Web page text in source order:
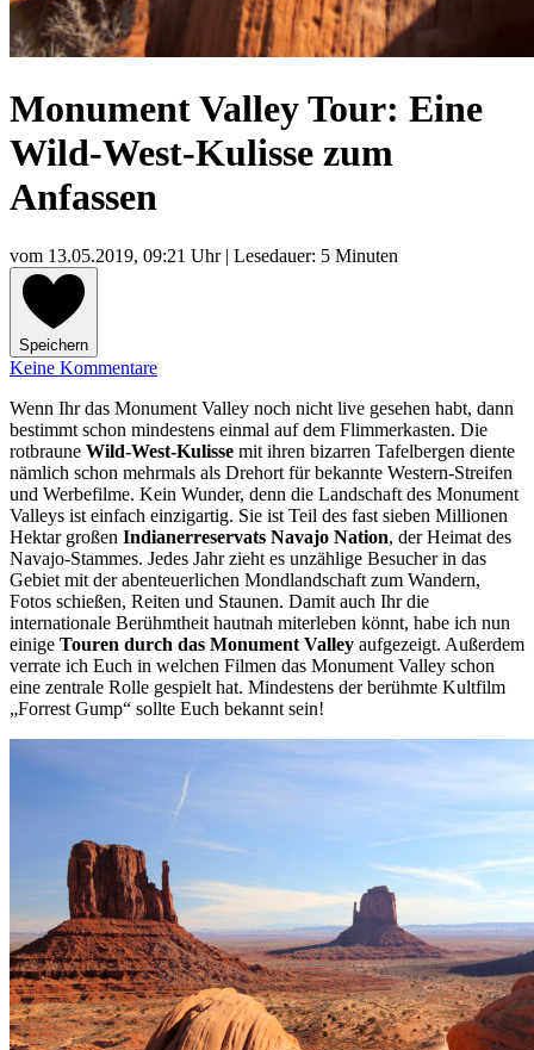
Monument Valley Tour: Eine
Wild-West-Kulisse zum
Anfassen
vom 13.05.2019, 09:21 Uhr| Lesedauer: 5 Minuten
Speichern
Keine Kommentare
Wenn Ihr das Monument Valley noch nicht live gesehen habt, dann
bestimmt schon mindestens einmal auf dem Flimmerkasten. Die
rotbraune Wild-West-Kulisse mit ihren bizarren Tafelbergen diente
nämlich schon mehrmals als Drehort für bekannte Western-Streifen
und Werbefilme. Kein Wunder, denn die Landschaft des Monument
Valleys ist einfach einzigartig. Sie ist Teil des fast sieben Millionen
Hektar großen Indianerreservats Navajo Nation, der Heimat des
Navajo-Stammes. Jedes Jahr zieht es unzählige Besucher in das
Gebiet mit der abenteuerlichen Mondlandschaft zum Wandern,
Fotos schießen, Reiten und Staunen. Damit auch Ihr die
internationale Berühmtheit hautnah miterleben könnt, habe ich nun
einige Touren durch das Monument Valley aufgezeigt. Außerdem
verrate ich Euch in welchen Filmen das Monument Valley schon
eine zentrale Rolle gespielt hat. Mindestens der berühmte Kultfilm
„Forrest Gump“ sollte Euch bekannt sein!